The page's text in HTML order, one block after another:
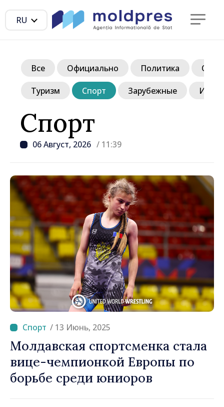
RU
Спорт
06 Август, 2026 / 11:39
Все Официально Политика
Туризм Спорт Зарубежные
/ 13 Июнь, 2025
Молдавская спортсменка стала
вице-чемпионкой Европы по
борьбе среди юниоров